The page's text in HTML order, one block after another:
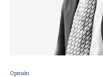
Opinión